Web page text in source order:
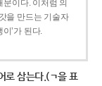
이다. 이처럼 의
을 만드는 기술자
이’가 된다.
로 삼는다.(ㄱ을 표